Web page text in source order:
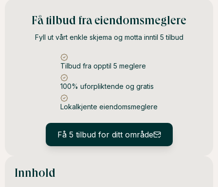
Få tilbud fra eiendomsmeglere
Fyll ut vårt enkle skjema og motta inntil 5 tilbud
Tilbud fra opptil 5 meglere
100% uforpliktende og gratis
Lokalkjente eiendomsmeglere
Få 5 tilbud for ditt område
Innhold